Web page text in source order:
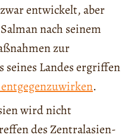
entwickelt, aber
nach seinem
zur
seines Landes ergriffen
.
wird nicht
des Zentralasien-